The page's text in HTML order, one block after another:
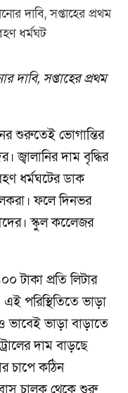
দাবি, সপ্তাহের প্রথম
শুরুতেই ভোগান্তির
জ্বালানির দাম বৃদ্ধির
ধর্মঘটের ডাক
ফলে দিনভর
স্কুল কলেেজর
টাকা প্রতি িলটার
পরিস্থিতিতে ভাড়া
ভাবেই ভাড়া বাড়াতে
দাম বাড়ছে
চাপে কঠিন